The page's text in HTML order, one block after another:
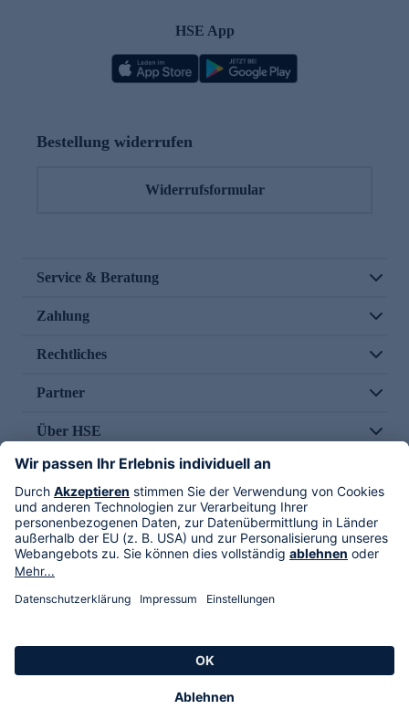
HSE App
Bestellung widerrufen
Widerrufsformular
Service & Beratung
Zahlung
Rechtliches
Partner
Über HSE
Im TV
HSE International